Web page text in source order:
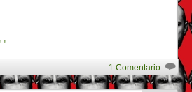
"
1 Comentario